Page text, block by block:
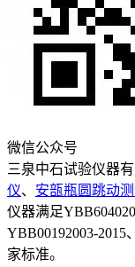
微信公众号
三泉中石试验仪器
仪、 安瓿瓶圆跳动
仪器满足
YBB00192003-2015、
家标准。